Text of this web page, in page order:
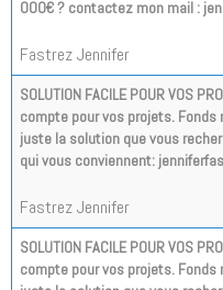
000€ ? contactez mon mail :
Fastrez Jennifer
SOLUTION FACILE POUR VOS
compte pour vos projets. Fonds
juste la solution que vous
qui vous conviennent:
Fastrez Jennifer
SOLUTION FACILE POUR VOS
compte pour vos projets. Fonds